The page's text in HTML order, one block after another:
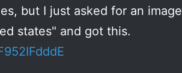
but I just asked for an image
states" and got this.